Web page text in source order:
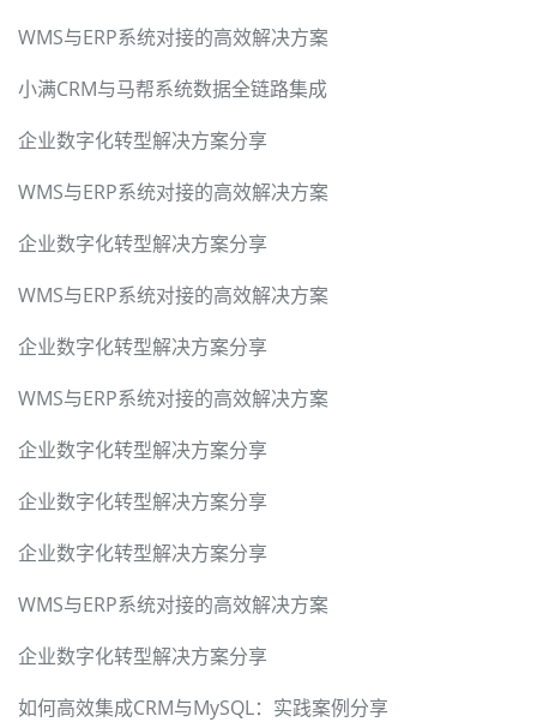
WMS与ERP系统对接的高效解决方案
小满CRM与马帮系统数据全链路集成
企业数字化转型解决方案分享
WMS与ERP系统对接的高效解决方案
企业数字化转型解决方案分享
WMS与ERP系统对接的高效解决方案
企业数字化转型解决方案分享
WMS与ERP系统对接的高效解决方案
企业数字化转型解决方案分享
企业数字化转型解决方案分享
企业数字化转型解决方案分享
WMS与ERP系统对接的高效解决方案
企业数字化转型解决方案分享
如何高效集成CRM与MySQL：实践案例分享